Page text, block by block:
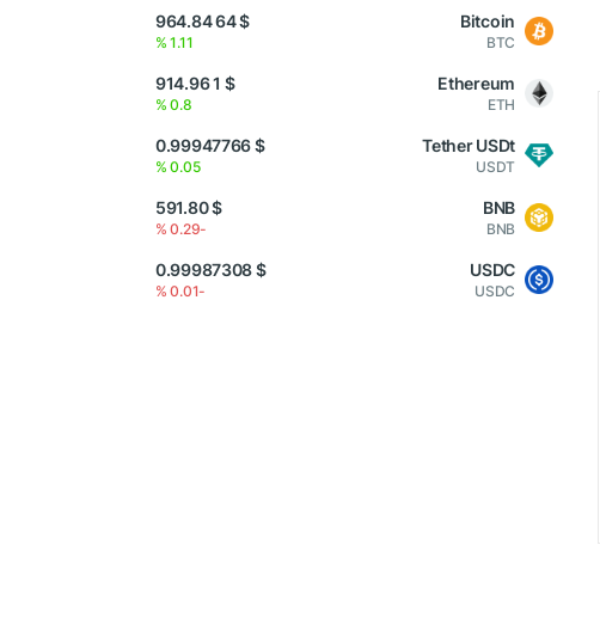
Bitcoin
BTC
$ 64 964.84
1.11 %
Ethereum
ETH
$ 1 914.96
0.8 %
Tether USDt
USDT
$ 0.99947766
0.05 %
BNB
BNB
$ 591.80
-0.29 %
USDC
USDC
$ 0.99987308
-0.01 %